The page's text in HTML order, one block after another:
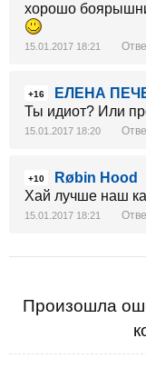
хорошо
15.01.2017 18:21
+16
ЕЛЕНА
Ты идиот? Или
15.01.2017 18:20
+10
Røbin Hood
Хай лучше наш
15.01.2017 18:21
Произошла